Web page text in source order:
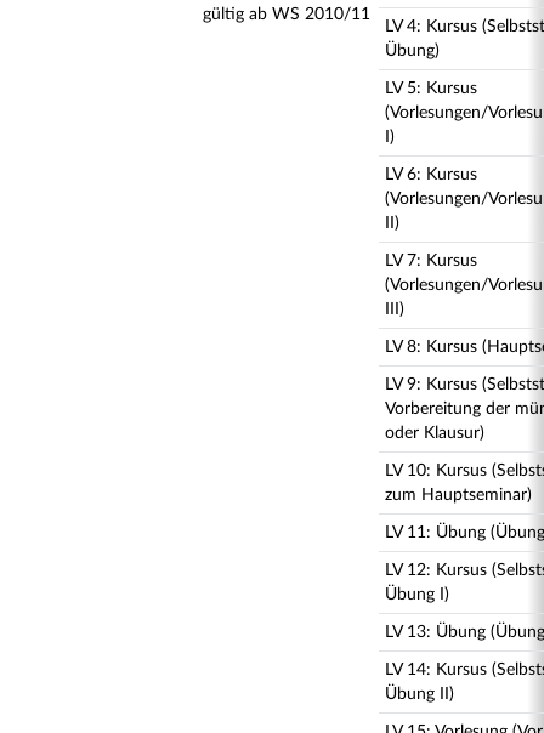
gültig ab WS 2010/11
LV 4: Kursus
Übung)
LV 5: Kursus
(Vorlesungen/
I)
LV 6: Kursus
(Vorlesungen/
II)
LV 7: Kursus
(Vorlesungen/
III)
LV 8: Kursus
LV 9: Kursus
Vorbereitung der
oder Klausur)
LV 10: Kursus
zum Hauptseminar)
LV 11: Übung
LV 12: Kursus
Übung I)
LV 13: Übung
LV 14: Kursus
Übung II)